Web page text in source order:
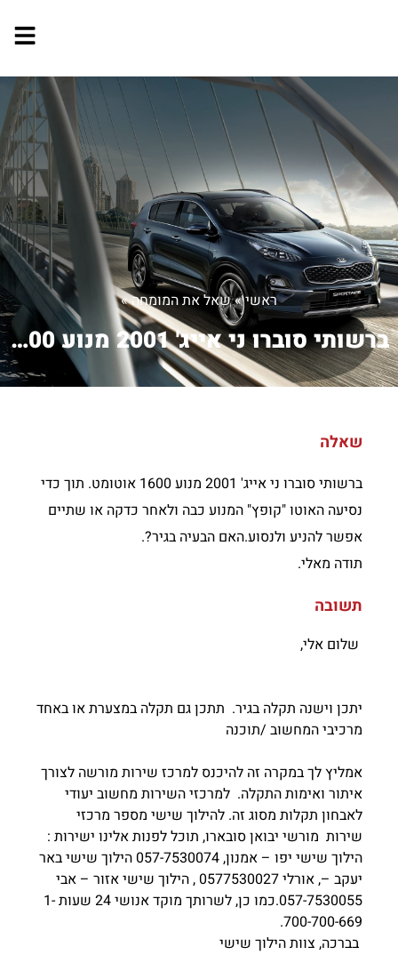
ראשי»שאל את המומחה»
ברשותי סוברו ני אייג' 2001 מנוע 1600 ...
שאלה
ברשותי סוברו ני אייג' 2001 מנוע 1600 אוטומט. תוך כדי
נסיעה האוטו "קופץ" המנוע כבה ולאחר כדקה או שתיים
אפשר להניע ולנסוע.האם הבעיה בגיר?.
תודה מאלי.
תשובה
שלום אלי,
יתכן וישנה תקלה בגיר. תתכן גם תקלה במצערת או באחד
מרכיבי המחשוב /תוכנה
אמליץ לך במקרה זה להיכנס למרכז שירות מורשה לצורך
איתור ואימות התקלה. למרכזי השירות מחשוב יעודי
לאבחון תקלות מסוג זה. להילוך שישי מספר מרכזי
שירות מורשי יבואן סובארו, תוכל לפנות אלינו ישירות :
הילוך שישי יפו – אמנון, 057-7530074 הילוך שישי באר
יעקב –, אורלי 0577530027 , הילוך שישי אזור – אבי
057-7530055.כמו כן, לשרותך מוקד אנושי 24 שעות 1-
700-700-669.
בברכה, צוות הילוך שישי